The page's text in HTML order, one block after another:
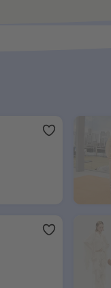
ASOS,